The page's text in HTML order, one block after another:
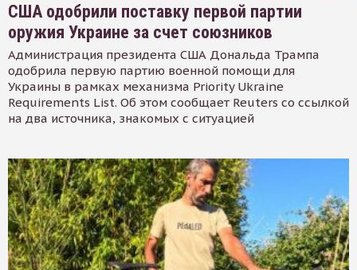
США одобрили поставку первой партии
оружия Украине за счет союзников
Администрация президента США Дональда Трампа
одобрила первую партию военной помощи для
Украины в рамках механизма Priority Ukraine
Requirements List. Об этом сообщает Reuters со ссылкой
на два источника, знакомых с ситуацией